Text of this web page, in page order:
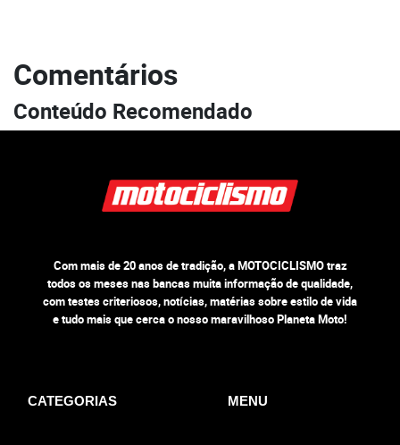
Comentários
Conteúdo Recomendado
Com mais de 20 anos de tradição, a MOTOCICLISMO traz
todos os meses nas bancas muita informação de qualidade,
com testes criteriosos, notícias, matérias sobre estilo de vida
e tudo mais que cerca o nosso maravilhoso Planeta Moto!
CATEGORIAS MENU